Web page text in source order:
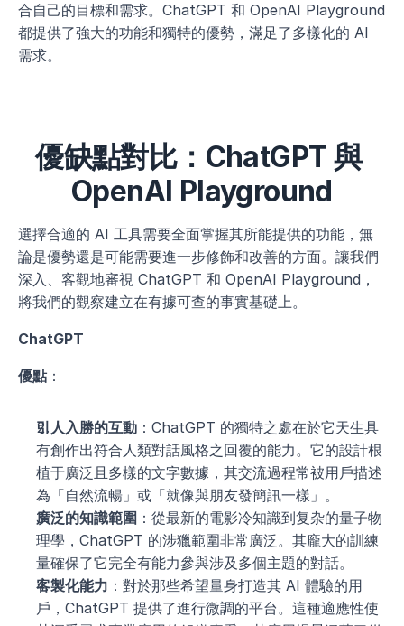
合自己的目標和需求。ChatGPT 和 OpenAI Playground
都提供了強大的功能和獨特的優勢，滿足了多樣化的 AI
需求。
優缺點對比：ChatGPT 與
OpenAI Playground
選擇合適的 AI 工具需要全面掌握其所能提供的功能，無
論是優勢還是可能需要進一步修飾和改善的方面。讓我們
深入、客觀地審視 ChatGPT 和 OpenAI Playground，
將我們的觀察建立在有據可查的事實基礎上。
ChatGPT
優點 ：
引人入勝的互動 ：ChatGPT 的獨特之處在於它天生具
有創作出符合人類對話風格之回覆的能力。它的設計根
植于廣泛且多樣的文字數據，其交流過程常被用戶描述
為「自然流暢」或「就像與朋友發簡訊一樣」。
廣泛的知識範圍 ：從最新的電影冷知識到复杂的量子物
理學，ChatGPT 的涉獵範圍非常廣泛。其龐大的訓練
量確保了它完全有能力參與涉及多個主題的對話。
客製化能力 ：對於那些希望量身打造其 AI 體驗的用
戶，ChatGPT 提供了進行微調的平台。這種適應性使